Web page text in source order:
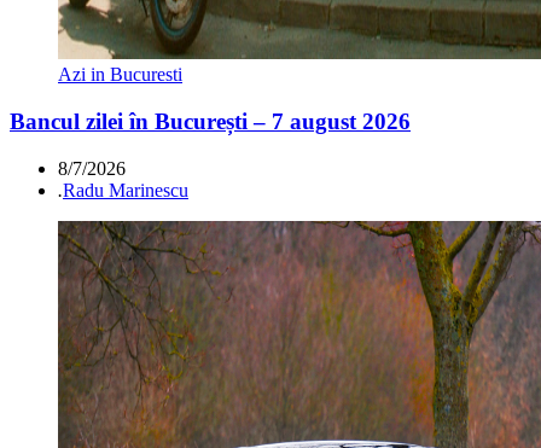
Azi in Bucuresti
Bancul zilei în București – 7 august 2026
8/7/2026
.Radu Marinescu